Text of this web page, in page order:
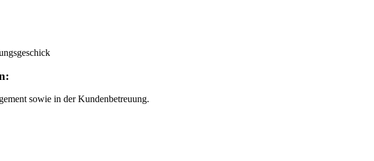
sowie in der Kundenbetreuung.